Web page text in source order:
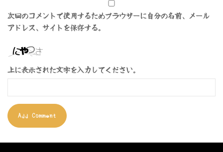
次回のコメントで使用するためブラウザーに自分の名前、メール
アドレス、サイトを保存する。
上に表示された文字を入力してください。